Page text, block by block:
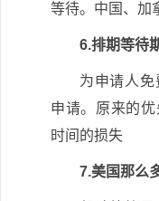
等待。中国、加
6.排期等待
为申请人
申请。原来的
时间的损失
7.美国那么